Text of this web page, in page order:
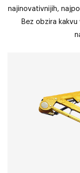
najinovativnijih,
Bez obzira